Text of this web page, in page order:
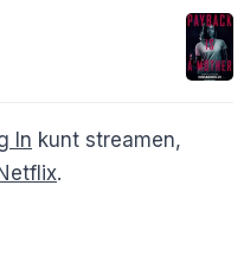
In kunt streamen,
.